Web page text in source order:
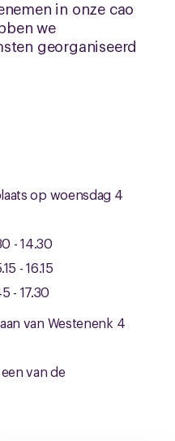
in onze cao
we
georganiseerd
op woensdag 4
- 14.30
- 16.15
- 17.30
van Westenenk 4
van de